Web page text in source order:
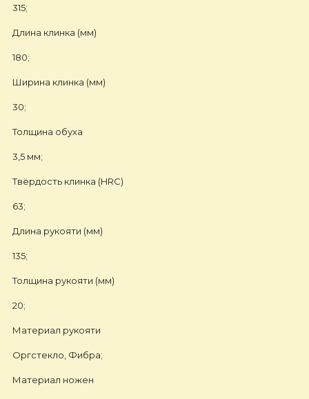
315;
Длина клинка (мм)
180;
Ширина клинка (мм)
30;
Толщина обуха
3,5 мм;
Твёрдость клинка (HRC)
63;
Длина рукояти (мм)
135;
Толщина рукояти (мм)
20;
Материал рукояти
Оргстекло, Фибра;
Материал ножен